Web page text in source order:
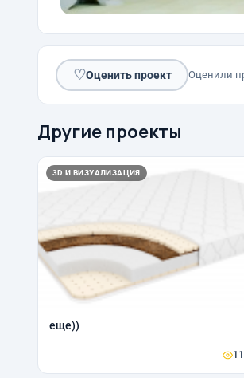
♡Оценить проект Оценили
Другие проекты
3D И ВИЗУАЛИЗАЦИЯ
еще))